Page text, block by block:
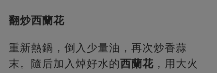
翻炒西蘭花
重新熱鍋，倒入少量油，再次炒香蒜
末。隨后加入焯好水的西蘭花，用大火